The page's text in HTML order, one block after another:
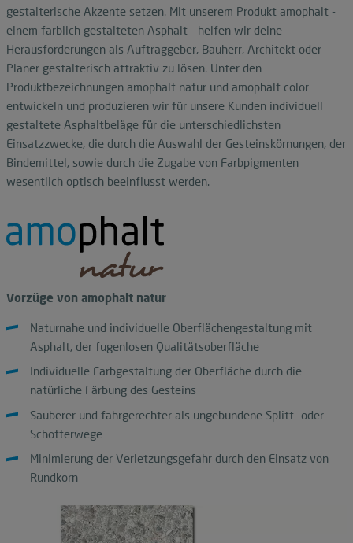
gestalterische Akzente setzen. Mit unserem Produkt amophalt -
einem farblich gestalteten Asphalt - helfen wir deine
Herausforderungen als Auftraggeber, Bauherr, Architekt oder
Planer gestalterisch attraktiv zu lösen. Unter den
Produktbezeichnungen amophalt natur und amophalt color
entwickeln und produzieren wir für unsere Kunden individuell
gestaltete Asphaltbeläge für die unterschiedlichsten
Einsatzzwecke, die durch die Auswahl der Gesteinskörnungen, der
Bindemittel, sowie durch die Zugabe von Farbpigmenten
wesentlich optisch beeinflusst werden.
Vorzüge von amophalt natur
Naturnahe und individuelle Oberflächengestaltung mit
Asphalt, der fugenlosen Qualitätsoberfläche
Individuelle Farbgestaltung der Oberfläche durch die
natürliche Färbung des Gesteins
Sauberer und fahrgerechter als ungebundene Splitt- oder
Schotterwege
Minimierung der Verletzungsgefahr durch den Einsatz von
Rundkorn